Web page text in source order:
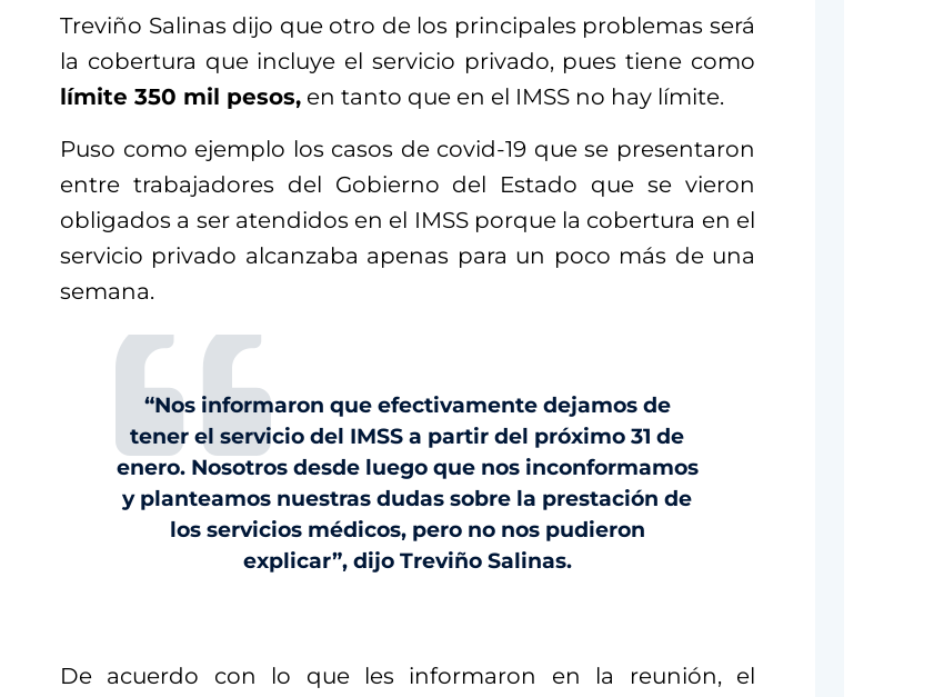
Treviño Salinas dijo que otro de los principales problemas será
la cobertura que incluye el servicio privado, pues tiene como
límite 350 mil pesos, en tanto que en el IMSS no hay límite.
Puso como ejemplo los casos de covid-19 que se presentaron
entre trabajadores del Gobierno del Estado que se vieron
obligados a ser atendidos en el IMSS porque la cobertura en el
servicio privado alcanzaba apenas para un poco más de una
semana.
“Nos informaron que efectivamente dejamos de
tener el servicio del IMSS a partir del próximo 31 de
enero. Nosotros desde luego que nos inconformamos
y planteamos nuestras dudas sobre la prestación de
los servicios médicos, pero no nos pudieron
explicar”, dijo Treviño Salinas.
De acuerdo con lo que les informaron en la reunión, el